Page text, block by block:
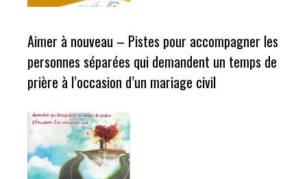
Aimer à nouveau – Pistes pour accompagner les
personnes séparées qui demandent un temps de
prière à l’occasion d’un mariage civil